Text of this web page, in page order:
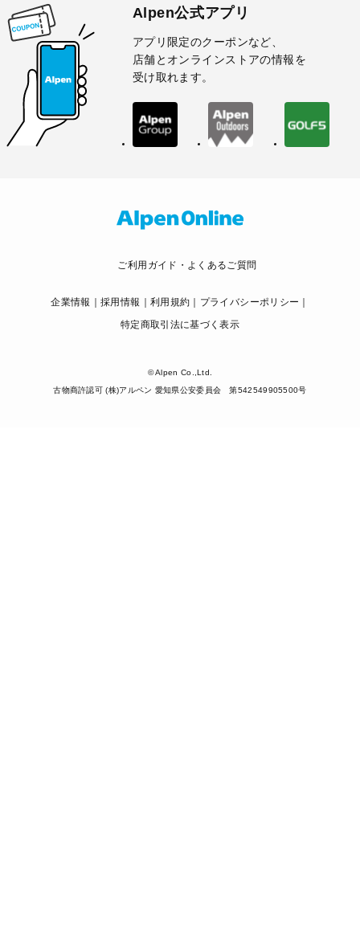
Alpen公式アプリ
アプリ限定のクーポンなど、
店舗とオンラインストアの情報を
受け取れます。
ご利用ガイド・よくあるご質問
企業情報 採用情報 利用規約
プライバシーポリシー
特定商取引法に基づく表示
© Alpen Co.,Ltd.
古物商許認可 (株)アルペン 愛知県公安委員会 第542549905500号